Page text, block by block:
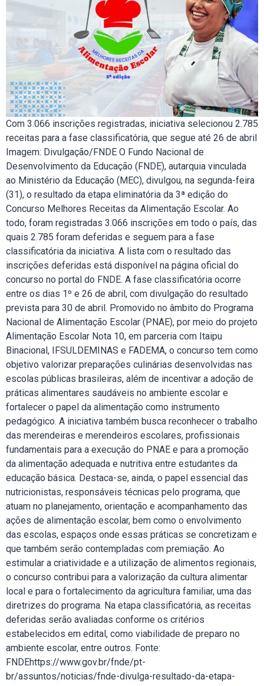
Com 3.066 inscrições registradas, iniciativa selecionou 2.785
receitas para a fase classificatória, que segue até 26 de abril
Imagem: Divulgação/FNDE O Fundo Nacional de
Desenvolvimento da Educação (FNDE), autarquia vinculada
ao Ministério da Educação (MEC), divulgou, na segunda-feira
(31), o resultado da etapa eliminatória da 3ª edição do
Concurso Melhores Receitas da Alimentação Escolar. Ao
todo, foram registradas 3.066 inscrições em todo o país, das
quais 2.785 foram deferidas e seguem para a fase
classificatória da iniciativa. A lista com o resultado das
inscrições deferidas está disponível na página oficial do
concurso no portal do FNDE. A fase classificatória ocorre
entre os dias 1º e 26 de abril, com divulgação do resultado
prevista para 30 de abril. Promovido no âmbito do Programa
Nacional de Alimentação Escolar (PNAE), por meio do projeto
Alimentação Escolar Nota 10, em parceria com Itaipu
Binacional, IFSULDEMINAS e FADEMA, o concurso tem como
objetivo valorizar preparações culinárias desenvolvidas nas
escolas públicas brasileiras, além de incentivar a adoção de
práticas alimentares saudáveis no ambiente escolar e
fortalecer o papel da alimentação como instrumento
pedagógico. A iniciativa também busca reconhecer o trabalho
das merendeiras e merendeiros escolares, profissionais
fundamentais para a execução do PNAE e para a promoção
da alimentação adequada e nutritiva entre estudantes da
educação básica. Destaca-se, ainda, o papel essencial das
nutricionistas, responsáveis técnicas pelo programa, que
atuam no planejamento, orientação e acompanhamento das
ações de alimentação escolar, bem como o envolvimento
das escolas, espaços onde essas práticas se concretizam e
que também serão contempladas com premiação. Ao
estimular a criatividade e a utilização de alimentos regionais,
o concurso contribui para a valorização da cultura alimentar
local e para o fortalecimento da agricultura familiar, uma das
diretrizes do programa. Na etapa classificatória, as receitas
deferidas serão avaliadas conforme os critérios
estabelecidos em edital, como viabilidade de preparo no
ambiente escolar, entre outros. Fonte:
FNDEhttps://www.gov.br/fnde/pt-
br/assuntos/noticias/fnde-divulga-resultado-da-etapa-